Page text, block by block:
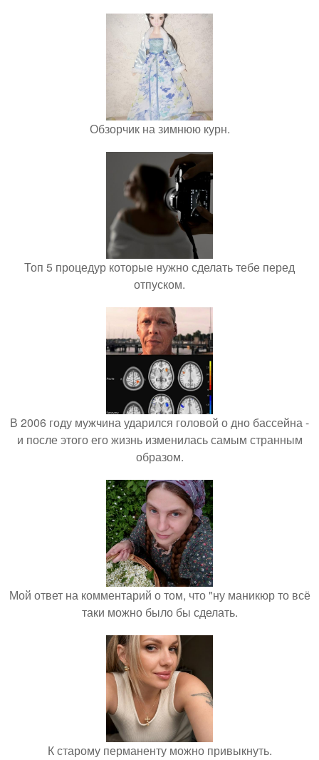
Обзорчик на зимнюю курн.
Топ 5 процедур которые нужно сделать тебе перед
отпуском.
В 2006 году мужчина ударился головой о дно бассейна -
и после этого его жизнь изменилась самым странным
образом.
Мой ответ на комментарий о том, что "ну маникюр то всё
таки можно было бы сделать.
К старому перманенту можно привыкнуть.